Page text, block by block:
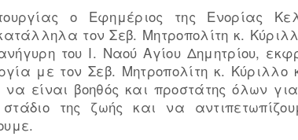
ο Εφημέριος της Ενορίας
τον Σεβ. Μητροπολίτη κ.
του Ι. Ναού Αγίου Δημητρίου,
με τον Σεβ. Μητροπολίτη κ. Κύριλλο
να είναι βοηθός και προστάτης όλων
στάδιο της ζωής και να